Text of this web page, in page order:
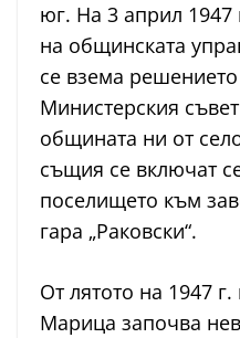
юг. На 3 април 1947
на общинската
се взема
Министерския
общината ни от
същия се включат
поселището към
гара „Раковски“.
От лятото на 1947
Марица започва